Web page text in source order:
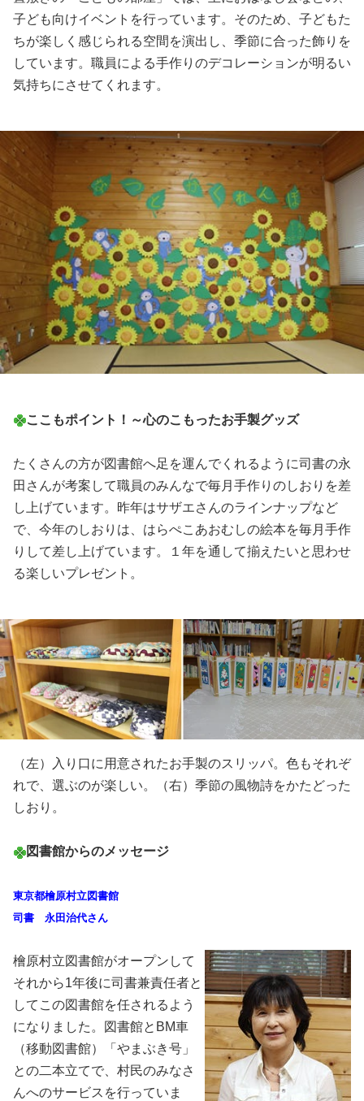
子ども向けイベントを行っています。そのため、子どもた
ちが楽しく感じられる空間を演出し、季節に合った飾りを
しています。職員による手作りのデコレーションが明るい
気持ちにさせてくれます。
ここもポイント！～心のこもったお手製グッズ
たくさんの方が図書館へ足を運んでくれるように司書の永
田さんが考案して職員のみんなで毎月手作りのしおりを差
し上げています。昨年はサザエさんのラインナップなど
で、今年のしおりは、はらぺこあおむしの絵本を毎月手作
りして差し上げています。１年を通して揃えたいと思わせ
る楽しいプレゼント。
（左）入り口に用意されたお手製のスリッパ。色もそれぞ
れで、選ぶのが楽しい。（右）季節の風物詩をかたどった
しおり。
図書館からのメッセージ
東京都檜原村立図書館
司書 永田治代さん
檜原村立図書館がオープンして
それから1年後に司書兼責任者と
してこの図書館を任されるよう
になりました。図書館とBM車
（移動図書館）「やまぶき号」
との二本立てで、村民のみなさ
んへのサービスを行っていま